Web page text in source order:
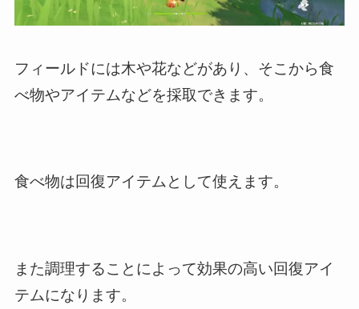
フィールドには木や花などがあり、そこから食
べ物やアイテムなどを採取できます。
食べ物は回復アイテムとして使えます。
また調理することによって効果の高い回復アイ
テムになります。